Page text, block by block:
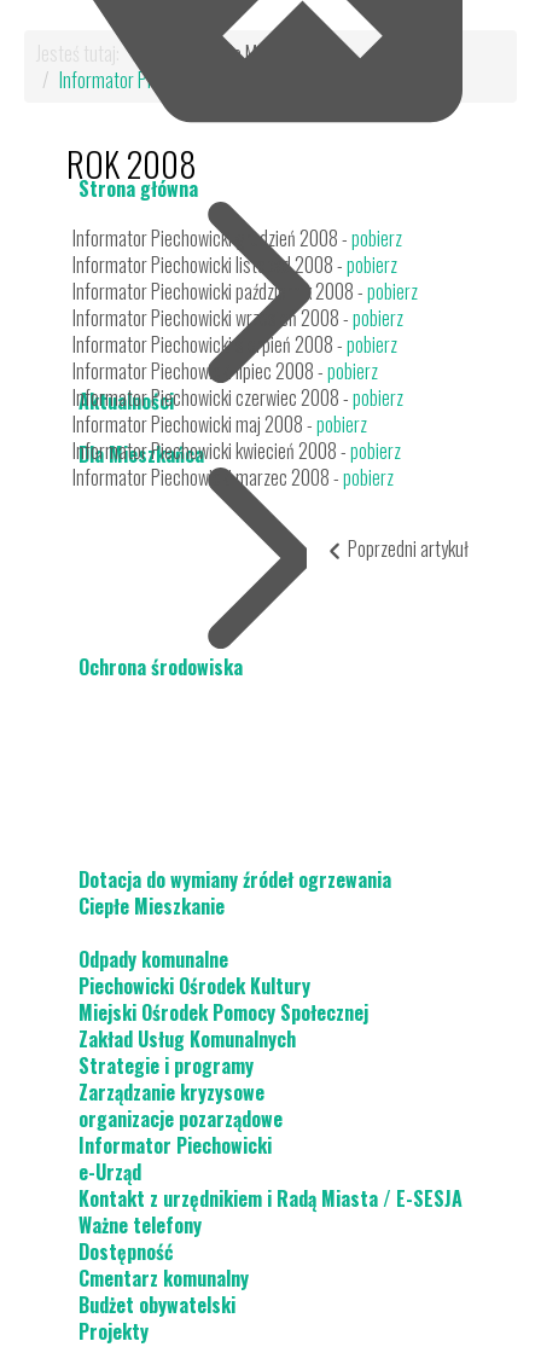
Strona główna
Aktualności
Dla Mieszkańca
Ochrona środowiska
Dotacja do wymiany źródeł ogrzewania
Ciepłe Mieszkanie
Odpady komunalne
Piechowicki Ośrodek Kultury
Miejski Ośrodek Pomocy Społecznej
Zakład Usług Komunalnych
Strategie i programy
Zarządzanie kryzysowe
organizacje pozarządowe
Informator Piechowicki
e-Urząd
Kontakt z urzędnikiem i Radą Miasta / E-SESJA
Ważne telefony
Dostępność
Cmentarz komunalny
Budżet obywatelski
Projekty
Jesteś tutaj:
Dla Mieszkańca
Informator Piechowicki
ROK 2008
Informator Piechowicki grudzień 2008 -pobierz
Informator Piechowicki listopad 2008 -pobierz
Informator Piechowicki październik 2008 -pobierz
Informator Piechowicki wrzesień 2008 -pobierz
Informator Piechowicki sierpień 2008 -pobierz
Informator Piechowicki lipiec 2008 -pobierz
Informator Piechowicki czerwiec 2008 -pobierz
Informator Piechowicki maj 2008 -pobierz
Informator Piechowicki kwiecień 2008 -pobierz
Informator Piechowicki marzec 2008 -pobierz
Poprzedni artykuł